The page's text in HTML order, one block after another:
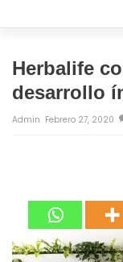
Herbalife
desarrollo
Admin Febrero 27, 2020